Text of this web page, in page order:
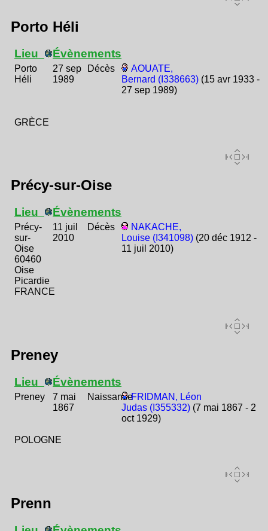
Porto Héli
Lieu
Porto
Héli
GRÈCE
Évènements
27 sep
1989
Décès
AOUATE,
Bernard (I338663) (15 avr 1933 -
27 sep 1989)
Précy-sur-Oise
Lieu
Précy-
sur-
Oise
60460
Oise
Picardie
FRANCE
Évènements
11 juil
2010
Décès
NAKACHE,
Louise (I341098) (20 déc 1912 -
11 juil 2010)
Preney
Lieu
Preney
POLOGNE
Évènements
7 mai
1867
NaissanceFRIDMAN, Léon
Judas (I355332) (7 mai 1867 - 2
oct 1929)
Prenn